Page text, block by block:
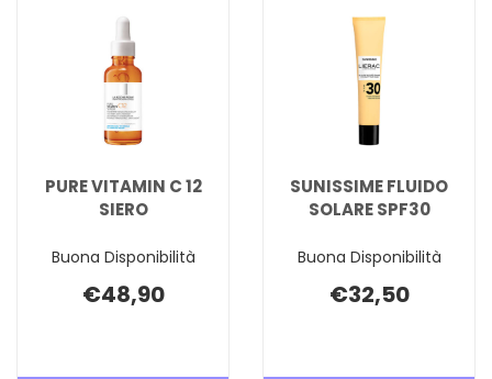
PURE VITAMIN C 12
SIERO
Buona Disponibilità
€48,90
SUNISSIME FLUIDO
SOLARE SPF30
Buona Disponibilità
€32,50